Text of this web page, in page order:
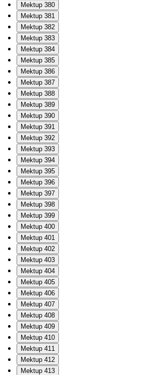
Mektup 380
Mektup 381
Mektup 382
Mektup 383
Mektup 384
Mektup 385
Mektup 386
Mektup 387
Mektup 388
Mektup 389
Mektup 390
Mektup 391
Mektup 392
Mektup 393
Mektup 394
Mektup 395
Mektup 396
Mektup 397
Mektup 398
Mektup 399
Mektup 400
Mektup 401
Mektup 402
Mektup 403
Mektup 404
Mektup 405
Mektup 406
Mektup 407
Mektup 408
Mektup 409
Mektup 410
Mektup 411
Mektup 412
Mektup 413